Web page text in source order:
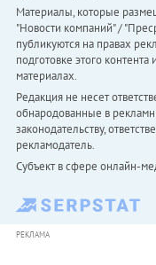
Материалы, которые
"Новости компаний" /
публикуются на правах
подготовке этого
материалах.
Редакция не несет
обнародованные в
законодательству,
рекламодатель.
Субъект в сфере онлайн-
РЕКЛАМА